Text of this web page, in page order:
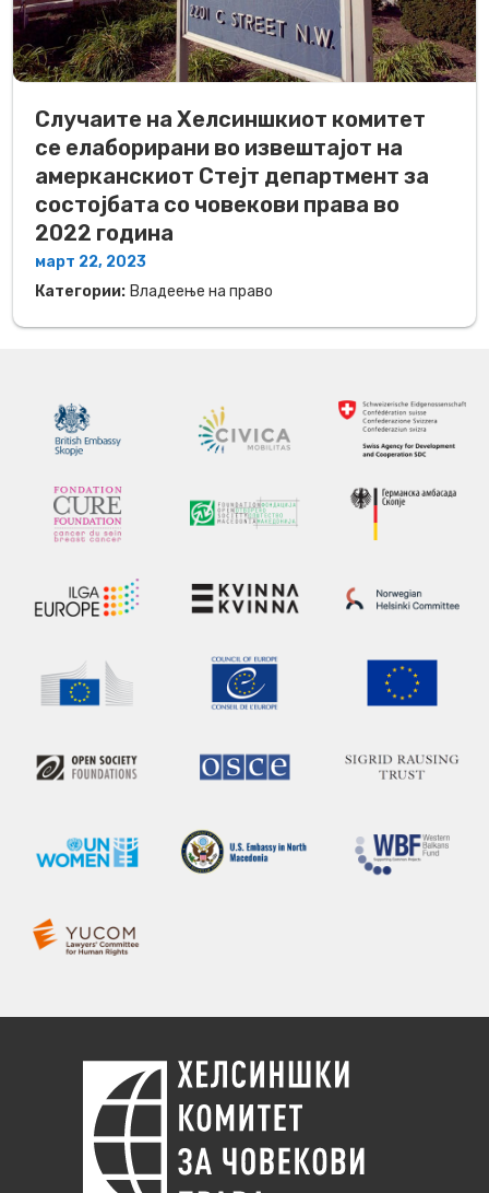
Случаите на Хелсиншкиот комитет
се елаборирани во извештајот на
амерканскиот Стејт департмент за
состојбата со човекови права во
2022 година
март 22, 2023
Категории: Владеење на право